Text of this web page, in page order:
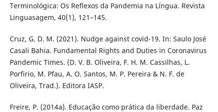
Terminológica: Os Reflexos da Pandemia na Língua. Revista
Linguasagem, 40(1), 121–145.
Cruz, G. D. M. (2021). Nudge against covid-19. In: Saulo José
Casali Bahia. Fundamental Rights and Duties in Coronavirus
Pandemic Times. (D. V. B. Oliveira, F. H. M. Cassilhas, L.
Porfirio, M. Pfau, A. O. Santos, M. P. Pereira & N. F. de
Oliveira, Trad.). Editora IASP.
Freire, P. (2014a). Educação como prática da liberdade. Paz